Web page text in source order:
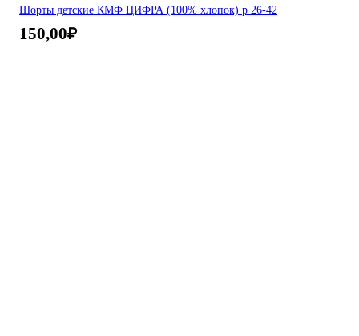
Шорты детские КМФ ЦИФРА (100% хлопок) р 26-42
150,00₽